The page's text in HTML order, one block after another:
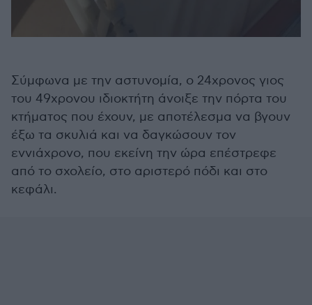
Σύμφωνα με την αστυνομία, ο 24χρονος γιος
του 49χρονου ιδιοκτήτη άνοιξε την πόρτα του
κτήματος που έχουν, με αποτέλεσμα να βγουν
έξω τα σκυλιά και να δαγκώσουν τον
εννιάχρονο, που εκείνη την ώρα επέστρεφε
από το σχολείο, στο αριστερό πόδι και στο
κεφάλι.